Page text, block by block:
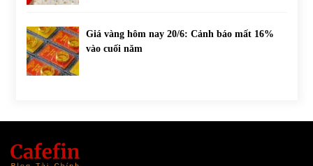
Giá vàng hôm nay 20/6: Cảnh báo mất 16%
vào cuối năm